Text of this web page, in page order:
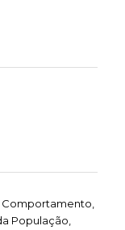
Categorias
Comportamento,
População,